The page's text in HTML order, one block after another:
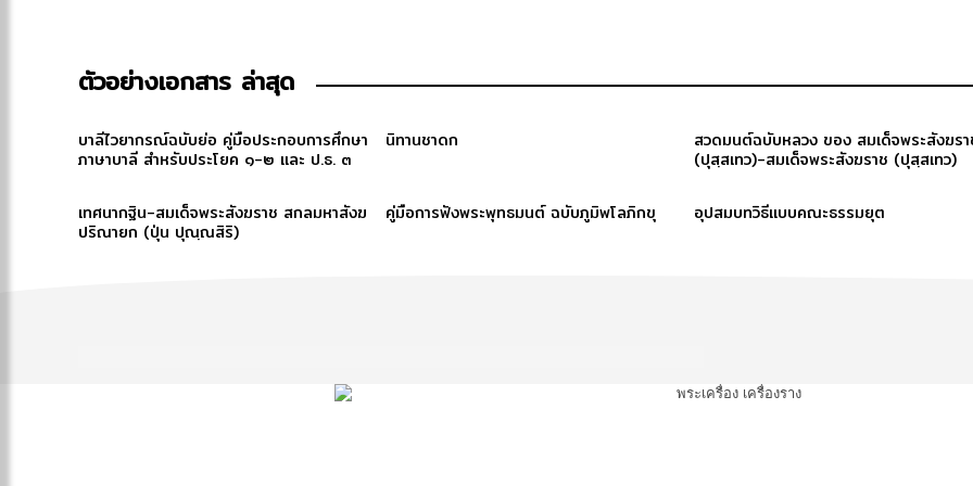
ตัวอย่างเอกสาร ล่าสุด
บาลีไวยากรณ์ฉบับย่อ คู่มือประกอบการศึกษา
ภาษาบาลี สำหรับประโยค ๑-๒ และ ป.ธ. ๓
นิทานชาดก
สวดมนต์ฉบับหลวง ของ สมเด็จพระสังฆร
(ปุสฺสเทว)-สมเด็จพระสังฆราช (ปุสฺสเทว)
เทศนากฐิน-สมเด็จพระสังฆราช สกลมหาสังฆ
ปริณายก (ปุ่น ปุณฺณสิริ)
คู่มือการฟังพระพุทธมนต์ ฉบับภูมิพโลภิกขุ อุปสมบทวิธีแบบคณะธรรมยุต